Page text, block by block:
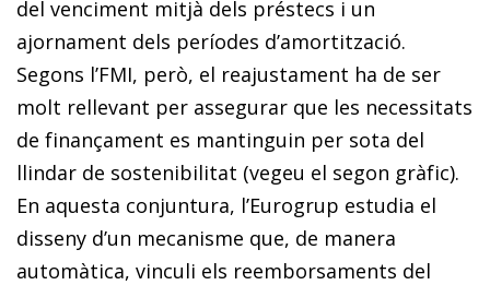
del venciment mitjà dels préstecs i un
ajornament dels períodes d’amortització.
Segons l’FMI, però, el reajustament ha de ser
molt rellevant per assegurar que les necessitats
de finançament es mantinguin per sota del
llindar de sostenibilitat (vegeu el segon gràfic).
En aquesta conjuntura, l’Eurogrup estudia el
disseny d’un mecanisme que, de manera
automàtica, vinculi els reemborsaments del